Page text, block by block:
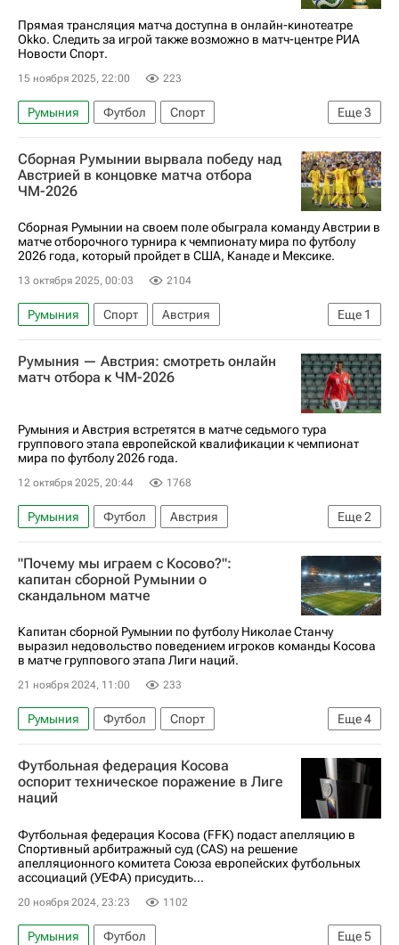
Прямая трансляция матча доступна в онлайн-кинотеатре
Okko. Следить за игрой также возможно в матч-центре РИА
Новости Спорт.
15 ноября 2025, 22:00 223
Еще3
Румыния Футбол
Спорт
Босния и Герцеговина
Анонсы и трансляции матчей
ЧМ по футболу 2026
Сборная Румынии вырвала победу над
Австрией в концовке матча отбора
ЧМ-2026
Сборная Румынии на своем поле обыграла команду Австрии в
матче отборочного турнира к чемпионату мира по футболу
2026 года, который пройдет в США, Канаде и Мексике.
13 октября 2025, 00:03 2104
Еще 1
Румыния Спорт
Австрия
ЧМ по футболу 2026
Румыния — Австрия: смотреть онлайн
матч отбора к ЧМ-2026
Румыния и Австрия встретятся в матче седьмого тура
группового этапа европейской квалификации к чемпионат
мира по футболу 2026 года.
12 октября 2025, 20:44 1768
Еще2
Румыния Футбол
Австрия
Чемпиона мира по футболу 2026
Анонсы и трансляции матчей
"Почему мы играем с Косово?":
капитан сборной Румынии о
скандальном матче
Капитан сборной Румынии по футболу Николае Станчу
выразил недовольство поведением игроков команды Косова
в матче группового этапа Лиги наций.
21 ноября 2024, 11:00 233
Еще4
Румыния Футбол
Спорт
Николае Станчу
Лига наций УЕФА. Лига C
Лига Наций
Косово
Футбольная федерация Косова
оспорит техническое поражение в Лиге
наций
Футбольная федерация Косова (FFK) подаст апелляцию в
Спортивный арбитражный суд (CAS) на решение
апелляционного комитета Союза европейских футбольных
ассоциаций (УЕФА) присудить...
20 ноября 2024, 23:23 1102
Еще5
Румыния Футбол